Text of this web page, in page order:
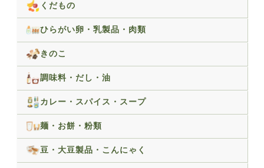
くだもの
ひらがい卵・乳製品・肉類
きのこ
調味料・だし・油
カレー・スパイス・スープ
麺・お餅・粉類
豆・大豆製品・こんにゃく